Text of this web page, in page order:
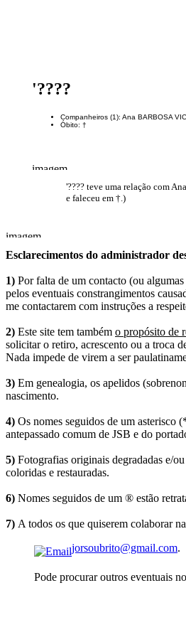
'????
Companheiros (1): Ana BARBOSA
Óbito: †
'???? teve uma relação com
e faleceu em †.)
Esclarecimentos do administrador
1) Por falta de um contacto (ou
pelos eventuais constrangimentos
me contactarem com instruções a
2) Este site tem também o propósito de
solicitar o retiro, acrescento ou a troca
Nada impede de virem a ser
3) Em genealogia, os apelidos
nascimento.
4) Os nomes seguidos de um asterisco
antepassado comum de JSB e do
5) Fotografias originais degradadas e/
coloridas e restauradas.
6) Nomes seguidos de um ® estão
7) A todos os que quiserem colaborar
jorsoubrito@gmail.com.
Pode procurar outros eventuais